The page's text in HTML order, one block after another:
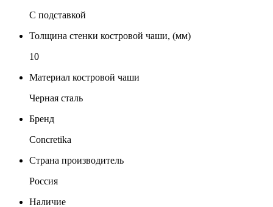
С подставкой
Толщина стенки костровой чаши, (мм)
10
Материал костровой чаши
Черная сталь
Бренд
Concretika
Страна производитель
Россия
Наличие